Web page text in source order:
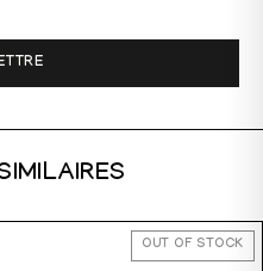
OUT OF STOCK